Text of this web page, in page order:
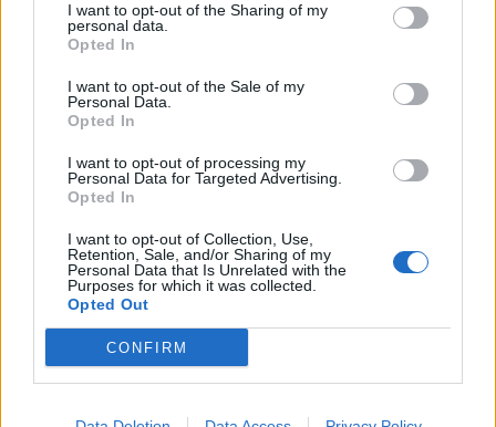
I want to opt-out of the Sharing of my
personal data.
Opted In
I want to opt-out of the Sale of my
Personal Data.
Opted In
I want to opt-out of processing my
Personal Data for Targeted Advertising.
Opted In
I want to opt-out of Collection, Use,
Retention, Sale, and/or Sharing of my
Personal Data that Is Unrelated with the
Purposes for which it was collected.
Opted Out
CONFIRM
Το Disney δίνει teaser για το documentary
“Don’t Look Back in Anger” των Oasis
Το "Don’t Look Back in Anger" καταγράφει την επανένωση
των Oasis και την sold-out περιοδεία “Oasis Live